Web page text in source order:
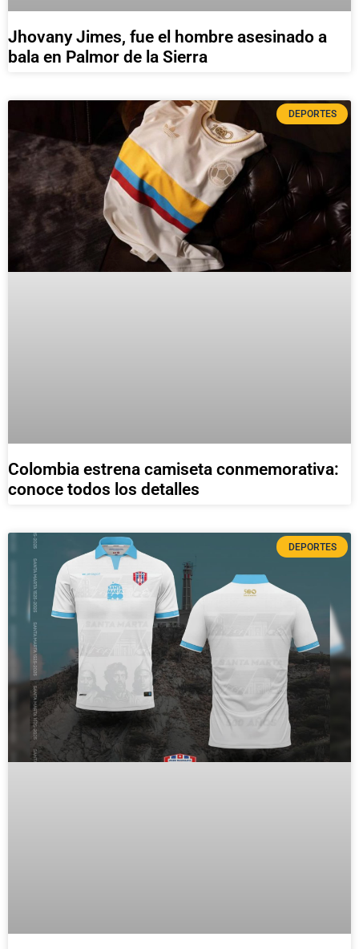
Jhovany Jimes, fue el hombre asesinado a
bala en Palmor de la Sierra
DEPORTES
Colombia estrena camiseta conmemorativa:
conoce todos los detalles
DEPORTES